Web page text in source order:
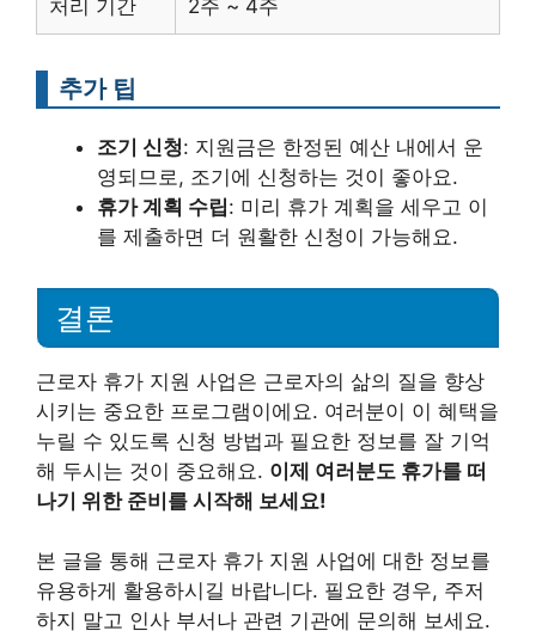
처리 기간 2주 ~ 4주
추가 팁
조기 신청: 지원금은 한정된 예산 내에서 운
영되므로, 조기에 신청하는 것이 좋아요.
휴가 계획 수립: 미리 휴가 계획을 세우고 이
를 제출하면 더 원활한 신청이 가능해요.
결론
근로자 휴가 지원 사업은 근로자의 삶의 질을 향상
시키는 중요한 프로그램이에요. 여러분이 이 혜택을
누릴 수 있도록 신청 방법과 필요한 정보를 잘 기억
해 두시는 것이 중요해요. 이제 여러분도 휴가를 떠
나기 위한 준비를 시작해 보세요!
본 글을 통해 근로자 휴가 지원 사업에 대한 정보를
유용하게 활용하시길 바랍니다. 필요한 경우, 주저
하지 말고 인사 부서나 관련 기관에 문의해 보세요.